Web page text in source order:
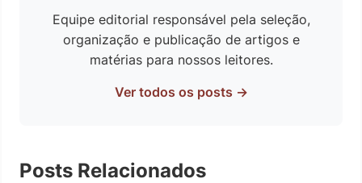
Equipe editorial responsável pela seleção,
organização e publicação de artigos e
matérias para nossos leitores.
Ver todos os posts →
Posts Relacionados